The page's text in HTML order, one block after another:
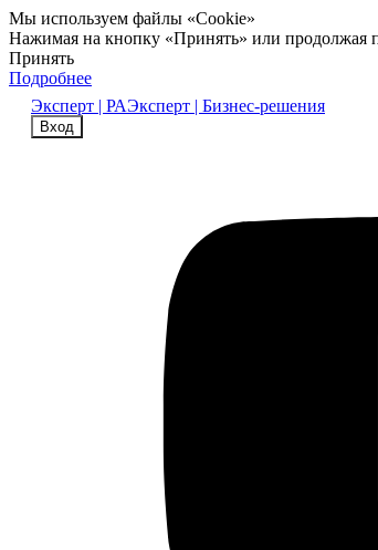
Мы используем файлы «Cookie»
Нажимая на кнопку «Принять» или продолжая
Принять
Подробнее
Эксперт | РАЭксперт | Бизнес-решения
Вход